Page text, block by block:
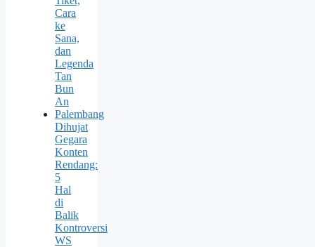
Cara
ke
Sana,
dan
Legenda
Tan
Bun
An
Palembang
Dihujat
Gegara
Konten
Rendang:
5
Hal
di
Balik
Kontroversi
WS